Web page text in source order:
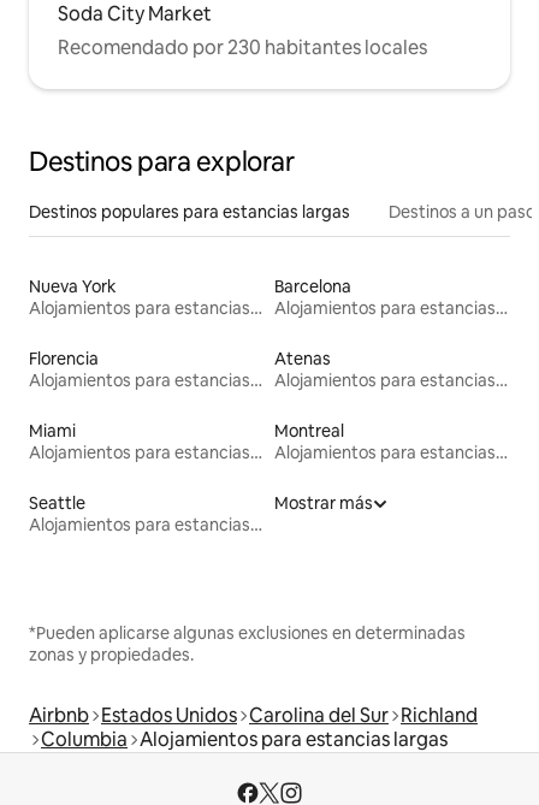
Soda City Market
Recomendado por 230 habitantes locales
Destinos para explorar
Destinos populares para estancias largas Destinos a un
Nueva York
Alojamientos para estancias largas
Barcelona
Alojamientos para estancias largas
Florencia
Alojamientos para estancias largas
Atenas
Alojamientos para estancias largas
Miami
Alojamientos para estancias largas
Montreal
Alojamientos para estancias largas
Seattle
Alojamientos para estancias largas
Mostrar más
*Pueden aplicarse algunas exclusiones en determinadas
zonas y propiedades.
Airbnb Estados Unidos Carolina del Sur Richland
Columbia Alojamientos para estancias largas